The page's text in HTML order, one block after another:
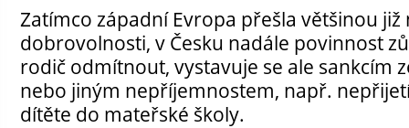
Zatímco západní Evropa přešla většinou již
dobrovolnosti, v Česku nadále povinnost
rodič odmítnout, vystavuje se ale sankcím
nebo jiným nepříjemnostem, např.
dítěte do mateřské školy.